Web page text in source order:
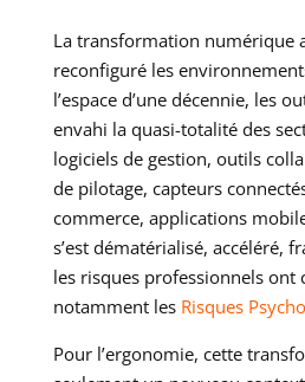
La transformation numérique
reconfiguré les
l’espace d’une décennie, les
envahi la quasi-totalité des
logiciels de gestion, outils
de pilotage, capteurs
commerce, applications
s’est dématérialisé, accéléré,
les risques professionnels ont
notamment les Risques
Pour l’ergonomie, cette